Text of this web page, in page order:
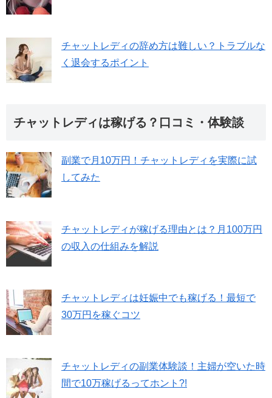
チャットレディの辞め方は難しい？トラブルな
く退会するポイント
チャットレディは稼げる？口コミ・体験談
副業で月10万円！チャットレディを実際に試
してみた
チャットレディが稼げる理由とは？月100万円
の収入の仕組みを解説
チャットレディは妊娠中でも稼げる！最短で
30万円を稼ぐコツ
チャットレディの副業体験談！主婦が空いた時
間で10万稼げるってホント?!